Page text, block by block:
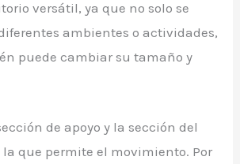
versátil, ya que no solo se
ambientes o actividades,
puede cambiar su tamaño y
de apoyo y la sección del
la que permite el movimiento. Por